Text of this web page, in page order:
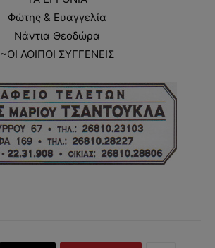
Φώτης & Ευαγγελία
Νάντια Θεοδώρα
~ΟΙ ΛΟΙΠΟΙ ΣΥΓΓΕΝΕΙΣ